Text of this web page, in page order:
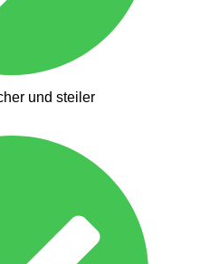
und steiler